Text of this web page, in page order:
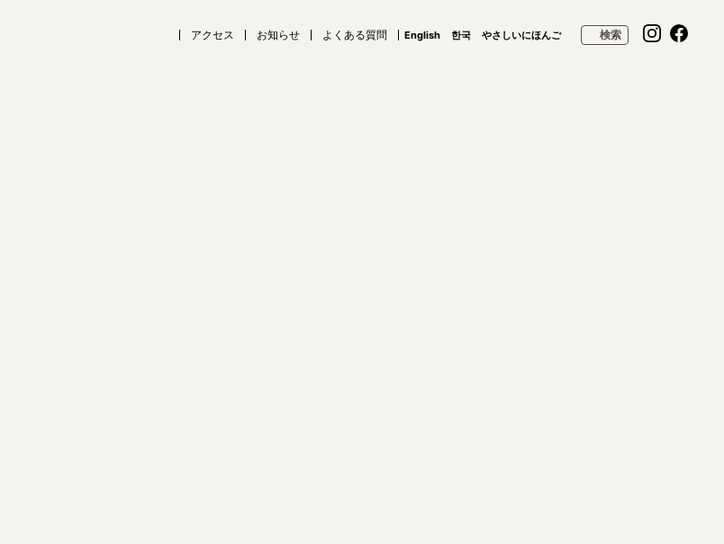
アクセス お知らせ よくある質問 English 한국 やさしいにほんご 検索